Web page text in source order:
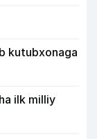
kutubxonaga
ilk milliy